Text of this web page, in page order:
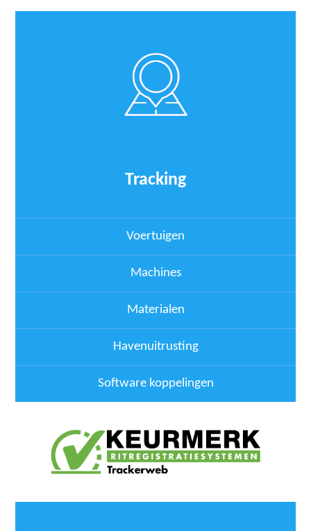
Tracking
Voertuigen
Machines
Materialen
Havenuitrusting
Software koppelingen